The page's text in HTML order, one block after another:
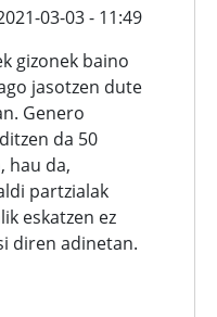
03-03 - 11:49
gizonek baino
jasotzen dute
Genero
da 50
hau da,
partzialak
eskatzen ez
diren adinetan.